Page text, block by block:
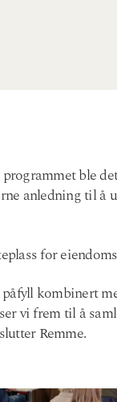
ble
anledning til å
for
kombinert
vi frem til å
Remme.